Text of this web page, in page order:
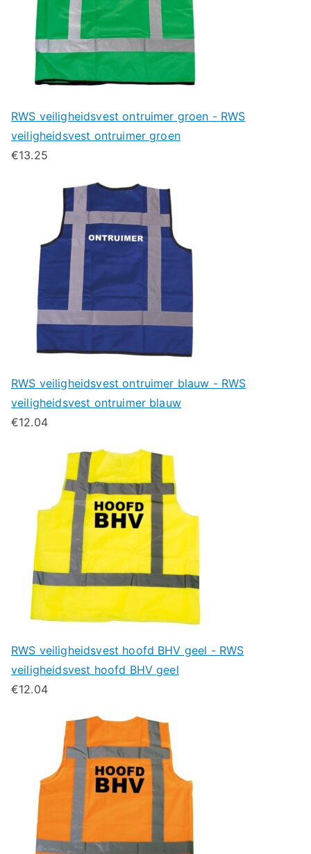
RWS veiligheidsvest ontruimer groen - RWS
veiligheidsvest ontruimer groen
€13.25
RWS veiligheidsvest ontruimer blauw - RWS
veiligheidsvest ontruimer blauw
€12.04
RWS veiligheidsvest hoofd BHV geel - RWS
veiligheidsvest hoofd BHV geel
€12.04